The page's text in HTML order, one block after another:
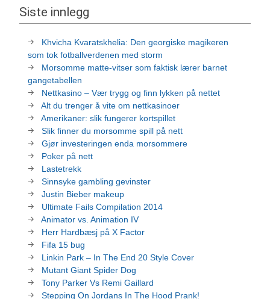
Siste innlegg
Khvicha Kvaratskhelia: Den georgiske magikeren
som tok fotballverdenen med storm
Morsomme matte-vitser som faktisk lærer barnet
gangetabellen
Nettkasino – Vær trygg og finn lykken på nettet
Alt du trenger å vite om nettkasinoer
Amerikaner: slik fungerer kortspillet
Slik finner du morsomme spill på nett
Gjør investeringen enda morsommere
Poker på nett
Lastetrekk
Sinnsyke gambling gevinster
Justin Bieber makeup
Ultimate Fails Compilation 2014
Animator vs. Animation IV
Herr Hardbæsj på X Factor
Fifa 15 bug
Linkin Park – In The End 20 Style Cover
Mutant Giant Spider Dog
Tony Parker Vs Remi Gaillard
Stepping On Jordans In The Hood Prank!